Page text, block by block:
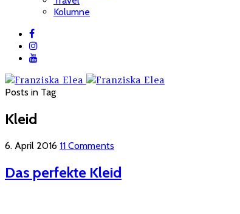
Kolumne
Posts in Tag
Kleid
6. April 2016 11 Comments
Das perfekte Kleid